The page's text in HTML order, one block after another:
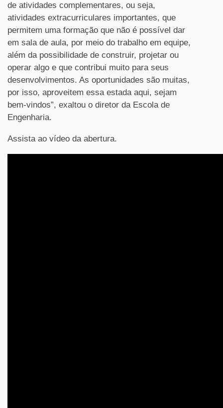
de atividades complementares, ou seja,
atividades extracurriculares importantes, que
permitem uma formação que não é possível dar
em sala de aula, por meio do trabalho em equipe,
além da possibilidade de construir, projetar ou
operar algo e que contribui muito para seus
desenvolvimentos. As oportunidades são muitas,
por isso, aproveitem essa estada aqui, sejam
bem-vindos”, exaltou o diretor da Escola de
Engenharia.
Assista ao vídeo da abertura.